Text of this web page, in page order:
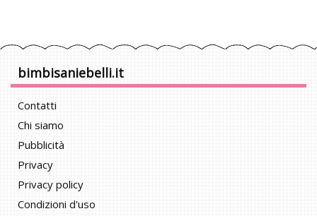
bimbisaniebelli.it
Contatti
Chi siamo
Pubblicità
Privacy
Privacy policy
Condizioni d'uso